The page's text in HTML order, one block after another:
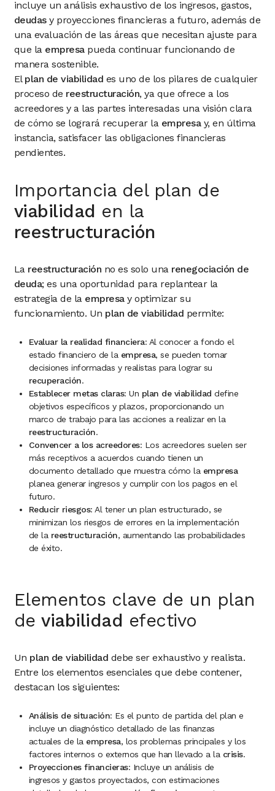
incluye un análisis exhaustivo de los ingresos, gastos,
deudasy proyecciones financieras a futuro, además de
una evaluación de las áreas que necesitan ajuste para
que la empresapueda continuar funcionando de
manera sostenible.
El plan de viabilidad es uno de los pilares de cualquier
proceso de reestructuración, ya que ofrece a los
acreedores y a las partes interesadas una visión clara
de cómo se logrará recuperar la empresay, en última
instancia, satisfacer las obligaciones financieras
pendientes.
Importancia del plan de
viabilidad en la
reestructuración
La reestructuración no es solo una renegociación de
deuda; es una oportunidad para replantear la
estrategia de la empresay optimizar su
funcionamiento. Un plan de viabilidad permite:
Evaluar la realidad financiera: Al conocer a fondo el
estado financiero de la empresa, se pueden tomar
decisiones informadas y realistas para lograr su
recuperación.
Establecer metas claras: Un plan de viabilidad define
objetivos específicos y plazos, proporcionando un
marco de trabajo para las acciones a realizar en la
reestructuración.
Convencer a los acreedores: Los acreedores suelen ser
más receptivos a acuerdos cuando tienen un
documento detallado que muestra cómo la empresa
planea generar ingresos y cumplir con los pagos en el
futuro.
Reducir riesgos: Al tener un plan estructurado, se
minimizan los riesgos de errores en la implementación
de la reestructuración, aumentando las probabilidades
de éxito.
Elementos clave de un plan
de viabilidad efectivo
Un plan de viabilidad debe ser exhaustivo y realista.
Entre los elementos esenciales que debe contener,
destacan los siguientes:
Análisis de situación: Es el punto de partida del plan e
incluye un diagnóstico detallado de las finanzas
actuales de la empresa, los problemas principales y los
factores internos o externos que han llevado a la crisis.
Proyecciones financieras: Incluye un análisis de
ingresos y gastos proyectados, con estimaciones